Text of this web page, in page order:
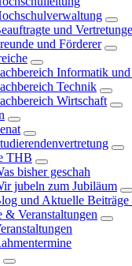
und
und Förderer
Informatik
Technik
Wirtschaft
THB
bisher geschah
jubeln zum Jubiläum
und Aktuelle Beiträge
& Veranstaltungen